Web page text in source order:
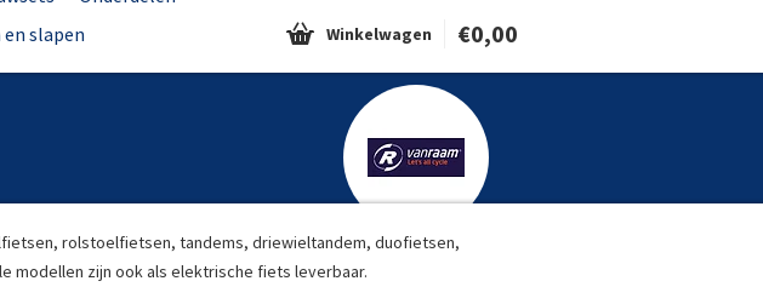
en slapen Winkelwagen €0,00
rolstoelfietsen, tandems, driewieltandem, duofietsen,
modellen zijn ook als elektrische fiets leverbaar.